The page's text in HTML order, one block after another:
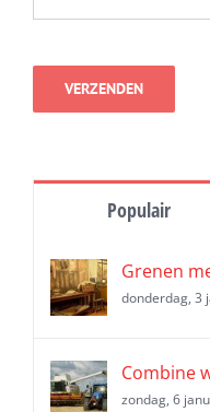
Populair
Grenen
donderdag, 3
Combine
zondag, 6